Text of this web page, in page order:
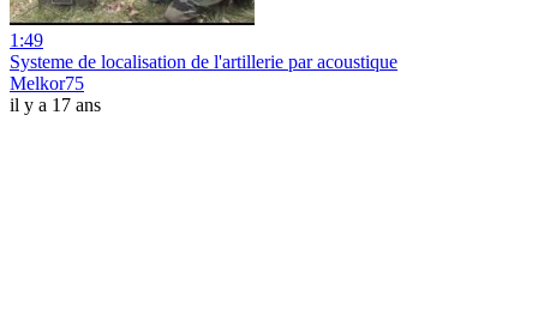
1:49
Systeme de localisation de l'artillerie par acoustique
Melkor75
il y a 17 ans